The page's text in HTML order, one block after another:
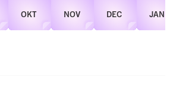
OKT
NOV
DEC
JAN